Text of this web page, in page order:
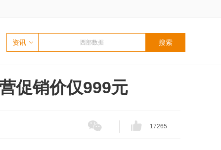
资讯
促销价仅999元
17265